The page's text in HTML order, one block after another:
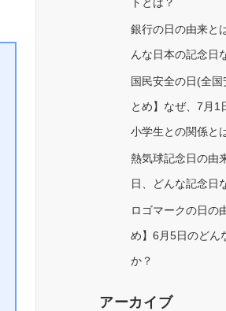
銀行の日の由来と
んな日本の記念日
国民安全の日(全
とめ】なぜ、7月1
小学生との関係と
熱気球記念日の由
日、どんな記念日
ロゴマークの日の
め】6月5日のどん
か？
アーカイブ